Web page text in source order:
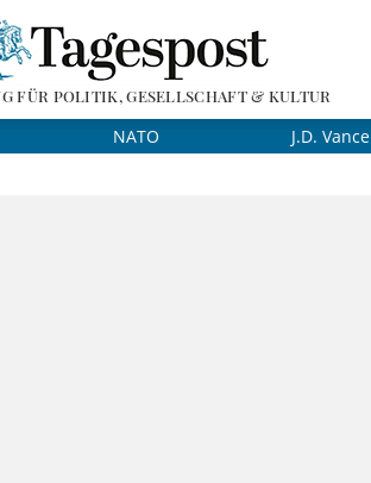
FÜR POLITIK, GESELLSCHAFT & KULTUR
NATO J.D. Vance